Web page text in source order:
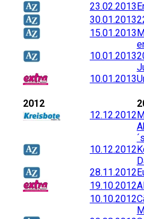
23.02.2013
30.01.2013
15.01.2013
10.01.2013
10.01.2013
2012
12.12.2012
10.12.2012
28.11.2012
19.10.2012
10.10.2012